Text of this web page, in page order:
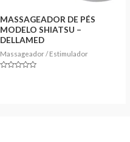
MASSAGEADOR DE PÉS
MODELO SHIATSU –
DELLAMED
Massageador / Estimulador